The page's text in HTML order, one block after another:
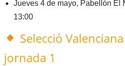
Jueves 4 de mayo, Pabellón El
13:00
Selecció Valenciana
jornada 1